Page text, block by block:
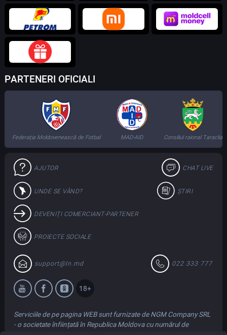
PARTENERI OFICIALI
Federația Moldovenească de Fotbal MAD-AID Consiliul raional Taraclia
AJUTOR CHAT LIVE
DEVENIȚI COMERCIANT-PARTENER
ȘTIRI
UNDE SE VÂND?
PROIECTE SOCIALE
support@ln.md 022 333 777
18+
Serviciile de pe pagina WEB sunt furnizate de NGM Company SRL
- o societate înființată în Republica Moldova cu numărul de